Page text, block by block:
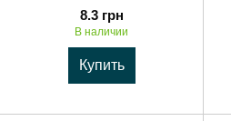
8.3 грн
В наличии
Купить